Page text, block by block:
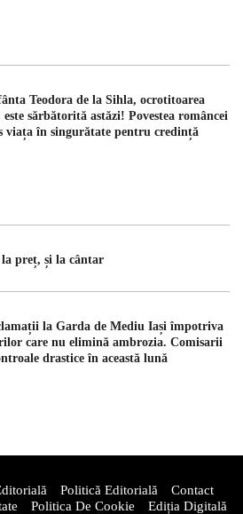
Teodora de la Sihla, ocrotitoarea
sărbătorită astăzi! Povestea româncei
viața în singurătate pentru credință
preț, și la cântar
la Garda de Mediu Iași împotriva
care nu elimină ambrozia. Comisarii
drastice în această lună
Politică Editorială
Contact
Politica De Cookie Ediția Digitală